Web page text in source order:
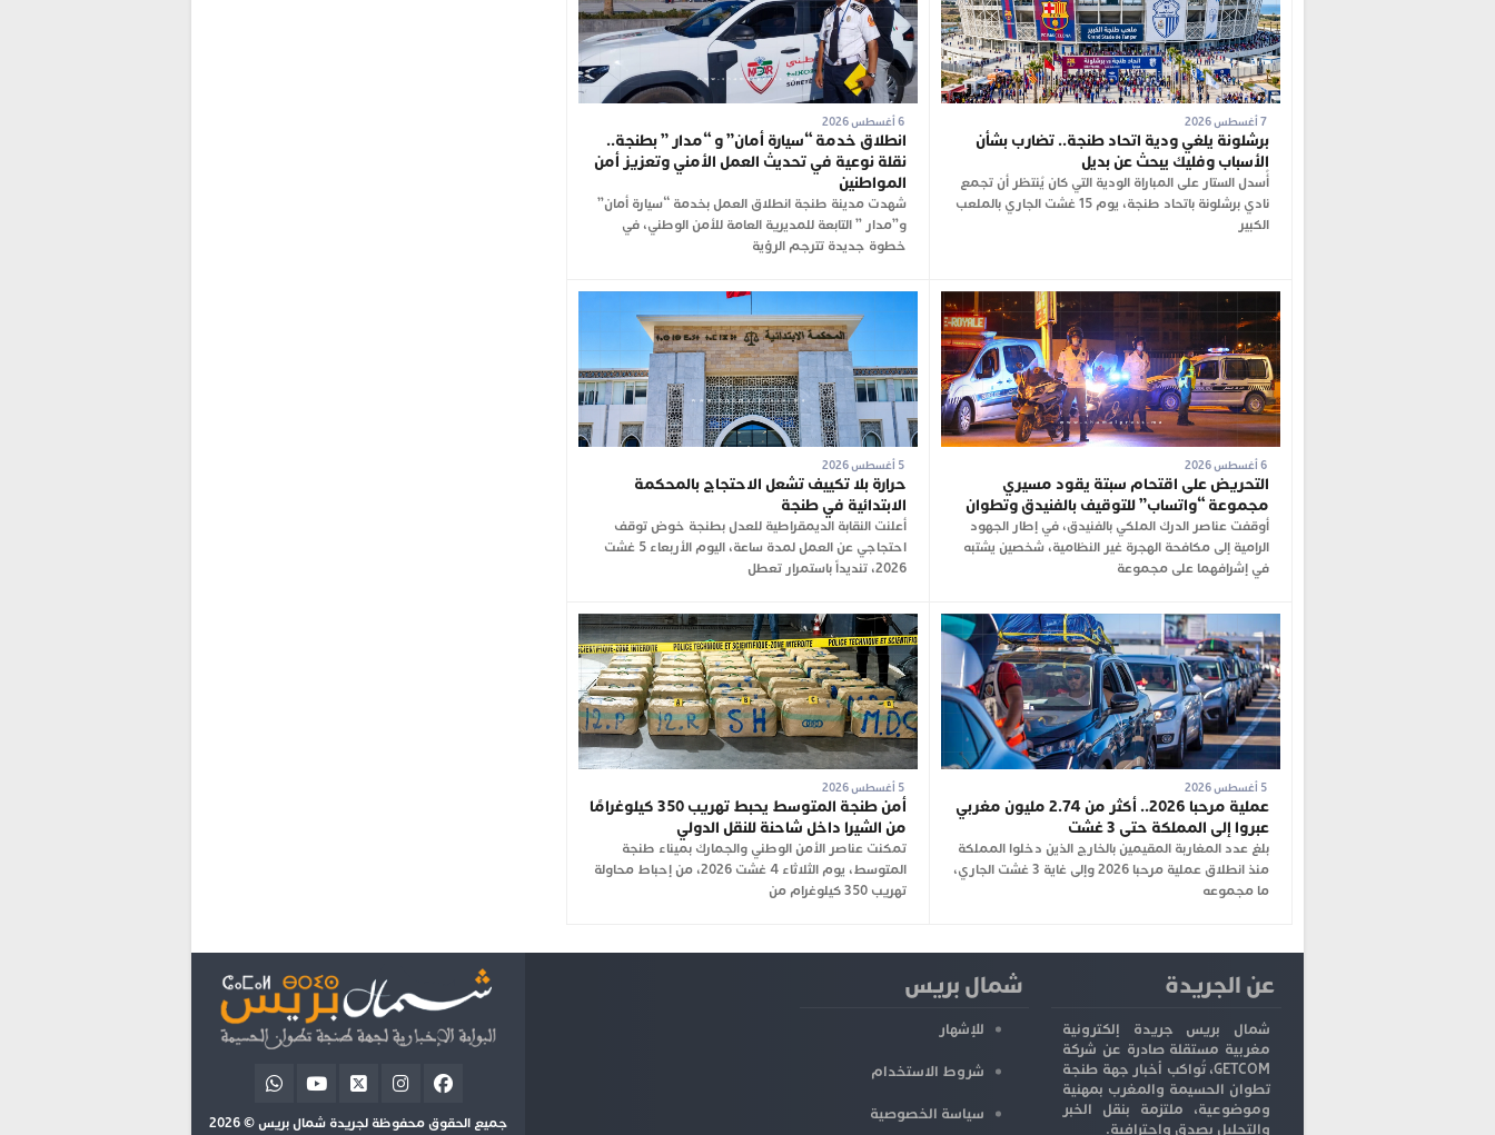
برشلونة يلغي ودية اتحاد طنجة.. تضارب بشأن
الأسباب وفليك يبحث عن بديل
أُسدل الستار على المباراة الودية التي كان يُنتظر أن تجمع
نادي برشلونة باتحاد طنجة، يوم 15 غشت الجاري بالملعب
الكبير
6 أغسطس 2026
انطلاق خدمة “سيارة أمان” و “مدار ” بطنجة..
نقلة نوعية في تحديث العمل الأمني وتعزيز أمن
المواطنين
شهدت مدينة طنجة انطلاق العمل بخدمة “سيارة أمان”
و”مدار ” التابعة للمديرية العامة للأمن الوطني، في
خطوة جديدة تترجم الرؤية
التحريض على اقتحام سبتة يقود مسيري
مجموعة “واتساب” للتوقيف بالفنيدق وتطوان
أوقفت عناصر الدرك الملكي بالفنيدق، في إطار الجهود
الرامية إلى مكافحة الهجرة غير النظامية، شخصين يشتبه
في إشرافهما على مجموعة
5 أغسطس 2026
حرارة بلا تكييف تشعل الاحتجاج بالمحكمة
الابتدائية في طنجة
أعلنت النقابة الديمقراطية للعدل بطنجة خوض توقف
احتجاجي عن العمل لمدة ساعة، اليوم الأربعاء 5 غشت
2026، تنديداً باستمرار تعطل
عملية مرحبا 2026.. أكثر من 2.74 مليون مغربي
عبروا إلى المملكة حتى 3 غشت
بلغ عدد المغاربة المقيمين بالخارج الذين دخلوا المملكة
منذ انطلاق عملية مرحبا 2026 وإلى غاية 3 غشت الجاري،
ما مجموعه
5 أغسطس 2026
أمن طنجة المتوسط يحبط تهريب 350 كيلوغرامًا
من الشيرا داخل شاحنة للنقل الدولي
تمكنت عناصر الأمن الوطني والجمارك بميناء طنجة
المتوسط، يوم الثلاثاء 4 غشت 2026، من إحباط محاولة
تهريب 350 كيلوغرام من
عن الجريدة
شمال بريس جريدة إلكترونية
مغربية مستقلة صادرة عن شركة
GETCOM، تُواكب أخبار جهة طنجة
تطوان الحسيمة والمغرب بمهنية
وموضوعية، ملتزمة بنقل الخبر
والتحليل بصدق واحترافية.
شمال بريس
للإشهار
شروط الاستخدام
سياسة الخصوصية جميع الحقوق محفوظة لجريدة شمال بريس © 2026